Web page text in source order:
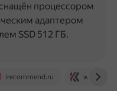
irecommend.ru
процессором
адаптером
SSD 512 ГБ.